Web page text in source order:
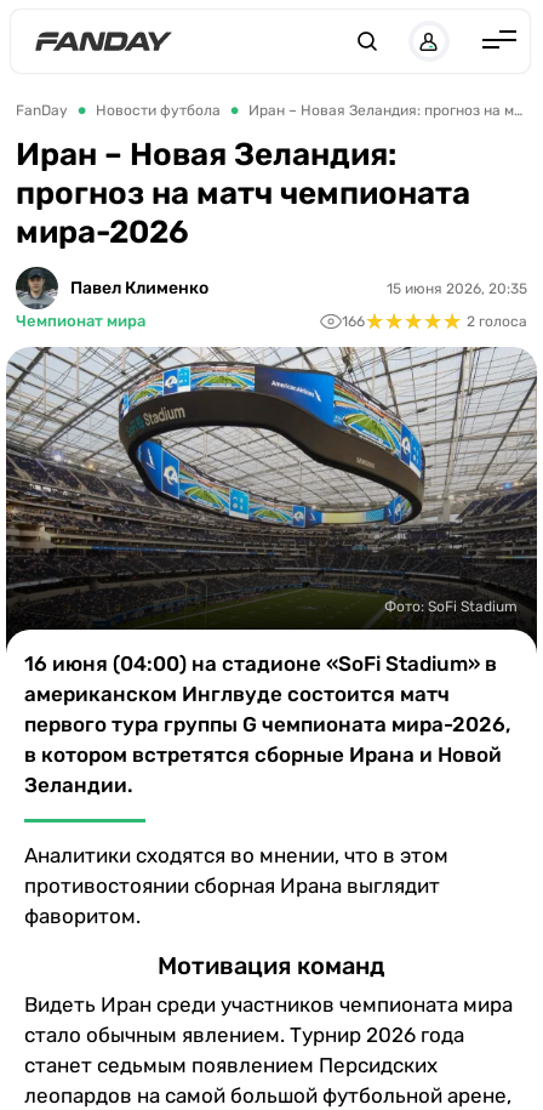
Англия
Испания
Германия
Украина
ЛЧ
ЛЕ
ЧЕ-2028
Букмекеры
Казино
FanDay Новости футбола Иран – Новая Зеландия: прогноз на матч чемпионата мира-2026
Иран – Новая Зеландия:
прогноз на матч чемпионата
мира-2026
Павел Клименко
Чемпионат мира
15 июня 2026, 20:35
166★★★★★
★★★★★ 2 голоса
Фото: SoFi Stadium
16 июня (04:00) на стадионе «SoFi Stadium» в
американском Инглвуде состоится матч
первого тура группы G чемпионата мира-2026,
в котором встретятся сборные Ирана и Новой
Зеландии.
Аналитики сходятся во мнении, что в этом
противостоянии сборная Ирана выглядит
фаворитом.
Мотивация команд
Видеть Иран среди участников чемпионата мира
стало обычным явлением. Турнир 2026 года
станет седьмым появлением Персидских
леопардов на самой большой футбольной арене,